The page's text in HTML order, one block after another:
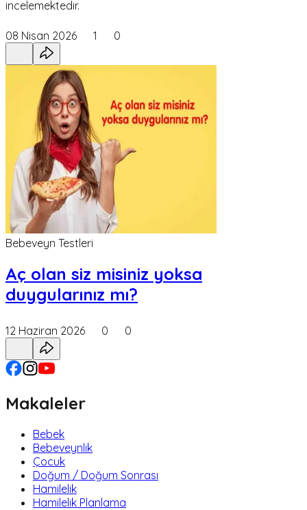
incelemektedir.
08 Nisan 2026 1 0
Bebeveyn Testleri
Aç olan siz misiniz yoksa
duygularınız mı?
12 Haziran 2026 0 0
Makaleler
Bebek
Bebeveynlik
Çocuk
Doğum / Doğum Sonrası
Hamilelik
Hamilelik Planlama